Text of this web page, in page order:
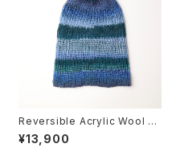
Reversible Acrylic Wool B
eanie
¥13,900